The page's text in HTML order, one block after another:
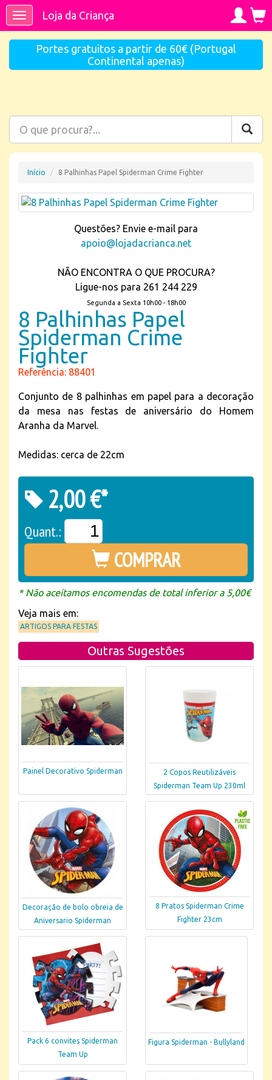
ToggleLoja da Criança
Portes gratuitos a partir de 60€ (Portugal
Continental apenas)
Início 8 Palhinhas Papel Spiderman Crime Fighter
Questões? Envie e-mail para
apoio@lojadacrianca.net
NÃO ENCONTRA O QUE PROCURA?
Ligue-nos para 261 244 229
Segunda a Sexta 10h00 - 18h00
8 Palhinhas Papel
Spiderman Crime
Fighter
Referência: 88401
Conjunto de 8 palhinhas em papel para a decoração
da mesa nas festas de aniversário do Homem
Aranha da Marvel.
Medidas: cerca de 22cm
2,00 €*
Quant.:
COMPRAR
* Não aceitamos encomendas de total inferior a 5,00€
Veja mais em:
ARTIGOS PARA FESTAS
Outras Sugestões
Painel Decorativo Spiderman
2 Copos Reutilizáveis
Spiderman Team Up 230ml
Decoração de bolo obreia de
Aniversario Spiderman
8 Pratos Spiderman Crime
Fighter 23cm
Pack 6 convites Spiderman
Team Up
Figura Spiderman - Bullyland